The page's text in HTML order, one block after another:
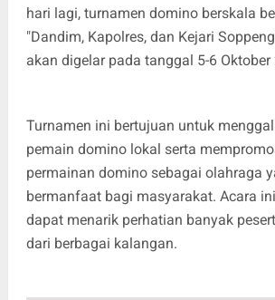
hari lagi, turnamen domino berskala
"Dandim, Kapolres, dan Kejari
akan digelar pada tanggal 5-6 Oktober
Turnamen ini bertujuan untuk
pemain domino lokal serta
permainan domino sebagai olahraga
bermanfaat bagi masyarakat. Acara
dapat menarik perhatian banyak
dari berbagai kalangan.